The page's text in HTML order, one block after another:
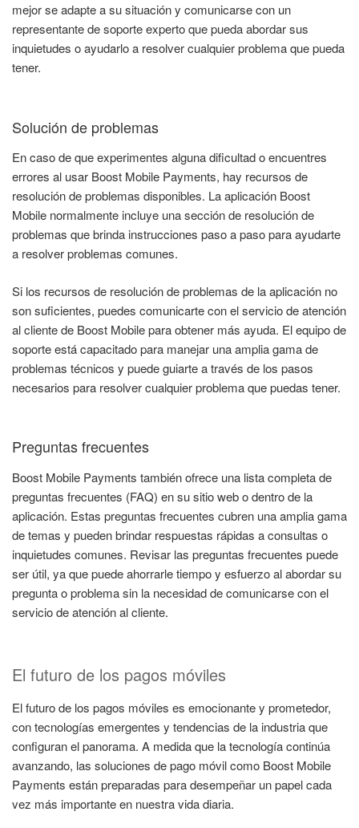
mejor se adapte a su situación y comunicarse con un
representante de soporte experto que pueda abordar sus
inquietudes o ayudarlo a resolver cualquier problema que pueda
tener.
Solución de problemas
En caso de que experimentes alguna dificultad o encuentres
errores al usar Boost Mobile Payments, hay recursos de
resolución de problemas disponibles. La aplicación Boost
Mobile normalmente incluye una sección de resolución de
problemas que brinda instrucciones paso a paso para ayudarte
a resolver problemas comunes.
Si los recursos de resolución de problemas de la aplicación no
son suficientes, puedes comunicarte con el servicio de atención
al cliente de Boost Mobile para obtener más ayuda. El equipo de
soporte está capacitado para manejar una amplia gama de
problemas técnicos y puede guiarte a través de los pasos
necesarios para resolver cualquier problema que puedas tener.
Preguntas frecuentes
Boost Mobile Payments también ofrece una lista completa de
preguntas frecuentes (FAQ) en su sitio web o dentro de la
aplicación. Estas preguntas frecuentes cubren una amplia gama
de temas y pueden brindar respuestas rápidas a consultas o
inquietudes comunes. Revisar las preguntas frecuentes puede
ser útil, ya que puede ahorrarle tiempo y esfuerzo al abordar su
pregunta o problema sin la necesidad de comunicarse con el
servicio de atención al cliente.
El futuro de los pagos móviles
El futuro de los pagos móviles es emocionante y prometedor,
con tecnologías emergentes y tendencias de la industria que
configuran el panorama. A medida que la tecnología continúa
avanzando, las soluciones de pago móvil como Boost Mobile
Payments están preparadas para desempeñar un papel cada
vez más importante en nuestra vida diaria.